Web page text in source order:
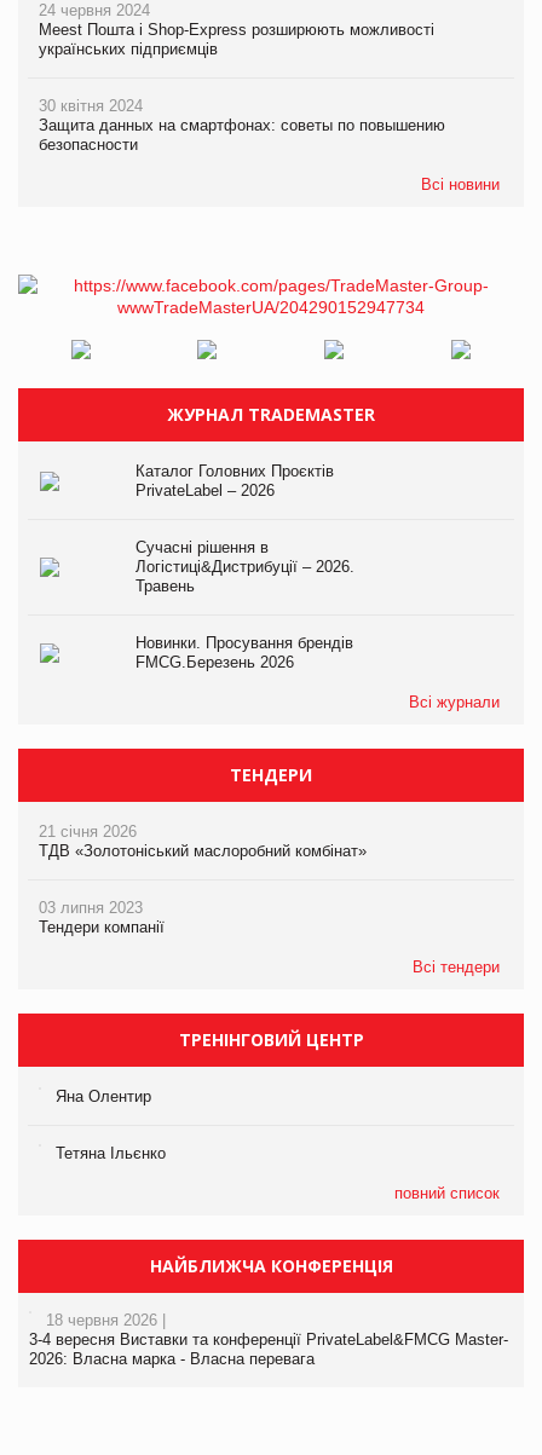
24 червня 2024
Meest Пошта і Shop-Express розширюють можливості
українських підприємців
30 квітня 2024
Защита данных на смартфонах: советы по повышению
безопасности
Всі новини
ЖУРНАЛ TRADEMASTER
Каталог Головних Проєктів
PrivateLabel – 2026
Сучасні рішення в
Логістиці&Дистрибуції – 2026.
Травень
Новинки. Просування брендів
FMCG.Березень 2026
Всі журнали
ТЕНДЕРИ
21 січня 2026
ТДВ «Золотоніський маслоробний комбінат»
03 липня 2023
Тендери компанії
Всі тендери
ТРЕНІНГОВИЙ ЦЕНТР
Яна Олентир
Тетяна Ільєнко
повний список
НАЙБЛИЖЧА КОНФЕРЕНЦІЯ
18 червня 2026 |
3-4 вересня Виставки та конференції PrivateLabel&FMCG Master-
2026: Власна марка - Власна перевага